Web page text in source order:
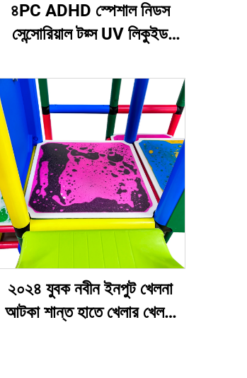
৪PC ADHD স্পেশাল নিডস
সেন্সোরিয়াল টয়্স UV লিকুইড
ফিডজিট সেট সেন্সোরিয়াল টয়্স ফর
অটিস্টিক টিনেজার্স
২০২৪ যুবক নবীন ইনপুট খেলনা
আটকা শান্ত হাতে খেলার খেলনা